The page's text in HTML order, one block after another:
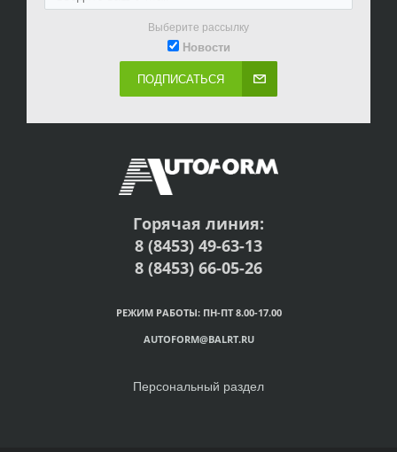
Выберите рассылку
Новости
ПОДПИСАТЬСЯ
Горячая линия:
8 (8453) 49-63-13
8 (8453) 66-05-26
РЕЖИМ РАБОТЫ: ПН-ПТ 8.00-17.00
AUTOFORM@BALRT.RU
Персональный раздел